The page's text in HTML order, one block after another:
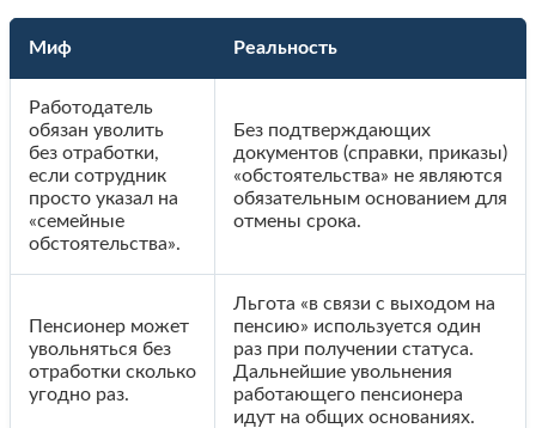
Миф Реальность
Работодатель
обязан уволить
без отработки,
если сотрудник
просто указал на
«семейные
обстоятельства».
Без подтверждающих
документов (справки, приказы)
«обстоятельства» не являются
обязательным основанием для
отмены срока.
Пенсионер может
увольняться без
отработки сколько
угодно раз.
Льгота «в связи с выходом на
пенсию» используется один
раз при получении статуса.
Дальнейшие увольнения
работающего пенсионера
идут на общих основаниях.